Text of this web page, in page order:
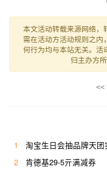
本文活动转载来源网络，
需在活动方活动规则之内
何行为均与本站无关。活
归主办方
1
淘宝生日会抽品牌天团
2
肯德基29-5亓满减券